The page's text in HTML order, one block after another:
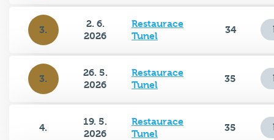
3.
2. 6.
2026
Restaurace
Tunel
34
3.
26. 5.
2026
Restaurace
Tunel
35
4.
19. 5.
2026
Restaurace
Tunel
35